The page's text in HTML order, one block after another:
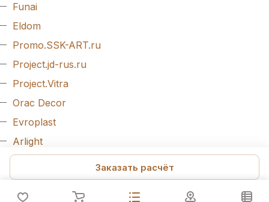
Заказать расчёт
Funai
Eldom
Promo.SSK-ART.ru
Project.jd-rus.ru
Project.Vitra
Orac Decor
Evroplast
Arlight